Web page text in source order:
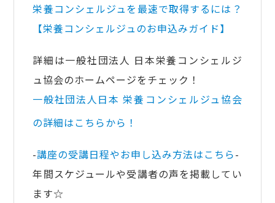
栄養コンシェルジュを最速で取得するには？
【栄養コンシェルジュのお申込みガイド】
詳細は一般社団法人 日本栄養コンシェルジ
ュ協会のホームページをチェック！
一般社団法人日本 栄養 コンシェルジュ協会
の詳細はこちらから！
-講座の受講日程やお申し込み方法はこちら-
年間スケジュールや受講者の声を掲載してい
ます☆